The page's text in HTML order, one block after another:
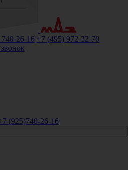
740-26-16 +7 (495) 972-32-70
звонок
(925)740-26-16